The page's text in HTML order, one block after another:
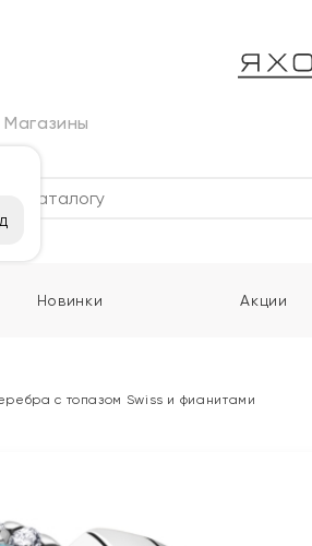
Магазины
Новинки Акции
с топазом Swiss и фианитами